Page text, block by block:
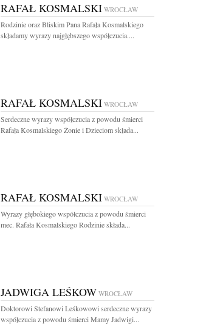
RAFAŁ KOSMALSKI WROCŁAW
Rodzinie oraz Bliskim Pana Rafała Kosmalskiego
składamy wyrazy najgłębszego współczucia....
RAFAŁ KOSMALSKI WROCŁAW
Serdeczne wyrazy współczucia z powodu śmierci
Rafała Kosmalskiego Żonie i Dzieciom składa...
RAFAŁ KOSMALSKI WROCŁAW
Wyrazy głębokiego współczucia z powodu śmierci
mec. Rafała Kosmalskiego Rodzinie składa...
JADWIGA LEŚKOW WROCŁAW
Doktorowi Stefanowi Leśkowowi serdeczne wyrazy
współczucia z powodu śmierci Mamy Jadwigi...